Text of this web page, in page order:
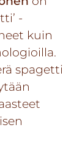
-
kuin
spagetti